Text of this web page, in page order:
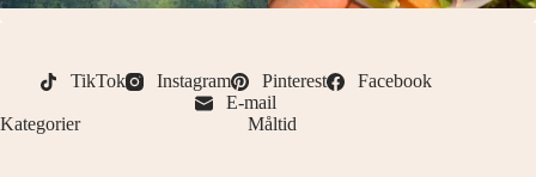
TikTok Instagram Pinterest
Facebook
E-mail
Kategorier
Måltid